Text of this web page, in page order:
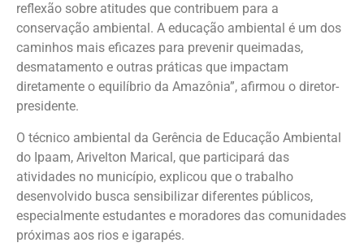
reflexão sobre atitudes que contribuem para a
conservação ambiental. A educação ambiental é um dos
caminhos mais eficazes para prevenir queimadas,
desmatamento e outras práticas que impactam
diretamente o equilíbrio da Amazônia”, afirmou o diretor-
presidente.
O técnico ambiental da Gerência de Educação Ambiental
do Ipaam, Arivelton Marical, que participará das
atividades no município, explicou que o trabalho
desenvolvido busca sensibilizar diferentes públicos,
especialmente estudantes e moradores das comunidades
próximas aos rios e igarapés.